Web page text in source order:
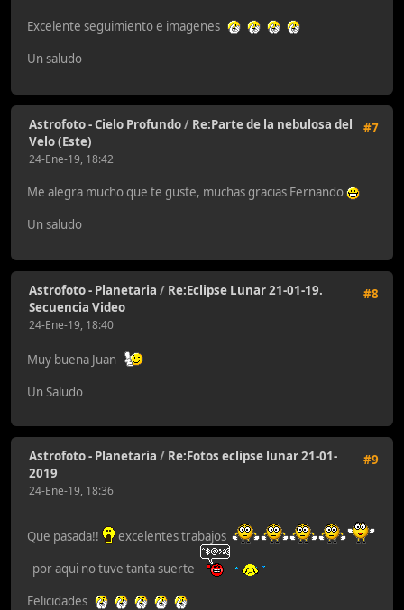
Excelente seguimiento e imagenes
Un saludo
#7
Astrofoto - Cielo Profundo/ Re:Parte de la nebulosa del
Velo (Este)
24-Ene-19, 18:42
Me alegra mucho que te guste, muchas gracias Fernando
Un saludo
#8
Astrofoto - Planetaria / Re:Eclipse Lunar 21-01-19.
Secuencia Video
24-Ene-19, 18:40
Muy buena Juan
Un Saludo
#9
Astrofoto - Planetaria / Re:Fotos eclipse lunar 21-01-
2019
24-Ene-19, 18:36
Que pasada!!
excelentes trabajos
por aqui no tuve tanta suerte
Felicidades